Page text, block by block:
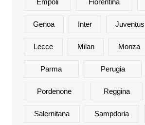
Genoa Inter Juventus
Lecce Milan Monza
Parma Perugia
Pordenone Reggina
Salernitana Sampdoria